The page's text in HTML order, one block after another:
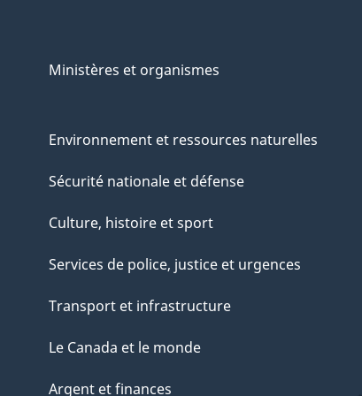
Ministères et organismes
Environnement et ressources naturelles
Sécurité nationale et défense
Culture, histoire et sport
Services de police, justice et urgences
Transport et infrastructure
Le Canada et le monde
Argent et finances